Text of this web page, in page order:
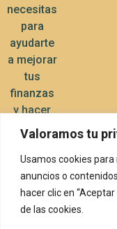
Valoramos tu
Usamos cookies
anuncios o
hacer clic en
de las cookies.
necesitas
para
ayudarte
a mejorar
tus
finanzas
y hacer
crecer tu